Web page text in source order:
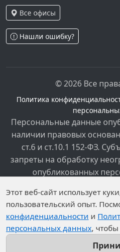
Все офисы
Нашли ошибку?
© 2026 Все
Политика
Персональные данные
наличии правовых
ст.6 и ст.10.1 152-ФЗ.
запреты на обработку
опубликованных
Этот веб-сайт использует
пользовательский опыт.
конфиденциальности и
персональных данных,